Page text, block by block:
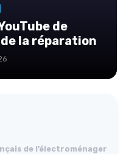
de
la réparation
de l’électroménager